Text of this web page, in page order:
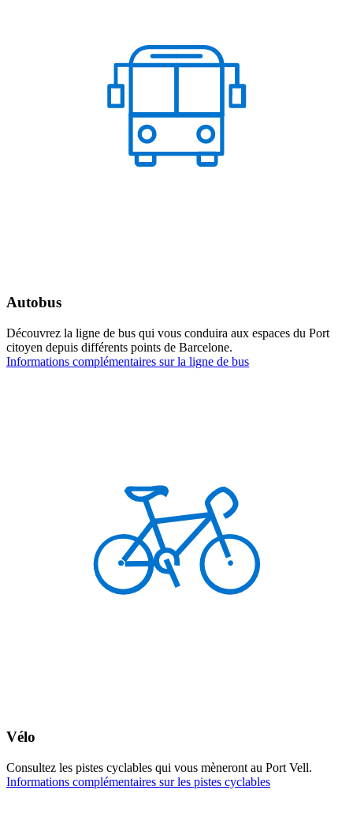
Autobus
Découvrez la ligne de bus qui vous conduira aux espaces du Port
citoyen depuis différents points de Barcelone.
Informations complémentaires sur la ligne de bus
Vélo
Consultez les pistes cyclables qui vous mèneront au Port Vell.
Informations complémentaires sur les pistes cyclables